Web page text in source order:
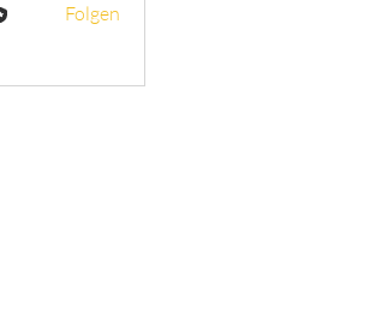
Folgen